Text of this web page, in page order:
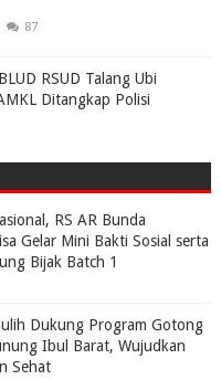
87
RSUD Talang Ubi
Ditangkap Polisi
RS AR Bunda
Gelar Mini Bakti Sosial serta
Bijak Batch 1
Dukung Program Gotong
Ibul Barat, Wujudkan
Sehat